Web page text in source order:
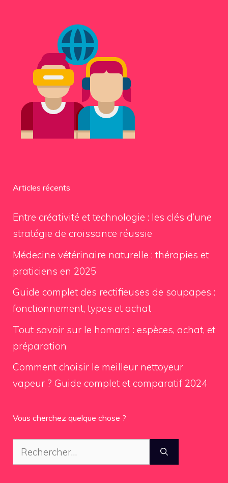
Articles récents
Entre créativité et technologie : les clés d’une
stratégie de croissance réussie
Médecine vétérinaire naturelle : thérapies et
praticiens en 2025
Guide complet des rectifieuses de soupapes :
fonctionnement, types et achat
Tout savoir sur le homard : espèces, achat, et
préparation
Comment choisir le meilleur nettoyeur
vapeur ? Guide complet et comparatif 2024
Vous cherchez quelque chose ?
Rechercher :